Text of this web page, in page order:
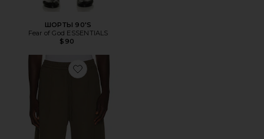
ШОРТЫ 90'S
Fear of God ESSENTIALS
$90
Favorite ШОРТЫ RELAXED